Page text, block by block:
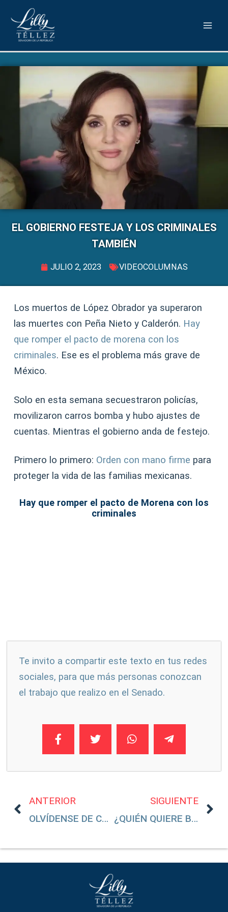
EL GOBIERNO FESTEJA Y LOS CRIMINALES
TAMBIÉN
JULIO 2, 2023 VIDEOCOLUMNAS
Los muertos de López Obrador ya superaron
las muertes con Peña Nieto y Calderón. Hay
que romper el pacto de morena con los
criminales. Ese es el problema más grave de
México.
Solo en esta semana secuestraron policías,
movilizaron carros bomba y hubo ajustes de
cuentas. Mientras el gobierno anda de festejo.
Primero lo primero: Orden con mano firme para
proteger la vida de las familias mexicanas.
Hay que romper el pacto de Morena con los
criminales
Te invito a compartir este texto en tus redes
sociales, para que más personas conozcan
el trabajo que realizo en el Senado.
ANTERIOR
OLVÍDENSE DE COSAS POLÍTICAS, ESTO ES MUY PELIGROSO PARA TU SALUD
SIGUIENTE
¿QUIÉN QUIERE BAJAR A XÓCHITL GÁLVEZ?